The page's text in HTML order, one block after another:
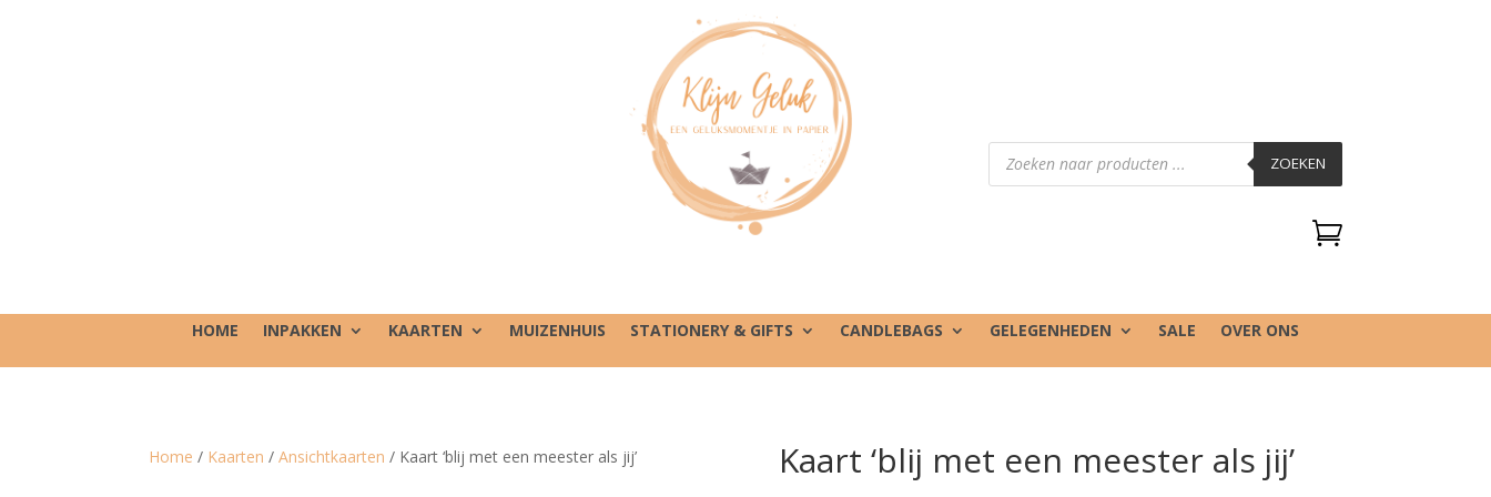
Producten
zoeken ZOEKEN

HOME INPAKKEN KAARTEN MUIZENHUIS STATIONERY & GIFTS CANDLEBAGS GELEGENHEDEN SALE OVER ONS
Home / Kaarten /Ansichtkaarten / Kaart ‘blij met een meester als jij’ Kaart ‘blij met een meester als jij’